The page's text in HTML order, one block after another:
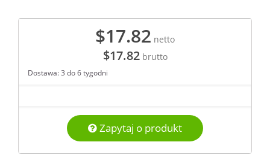
$17.82 netto
$17.82brutto
Dostawa: 3 do 6 tygodni
Zapytaj o produkt